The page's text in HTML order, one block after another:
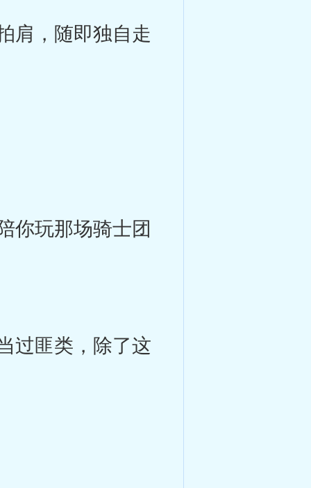
肩，随即独自走
你玩那场骑士团
过匪类，除了这